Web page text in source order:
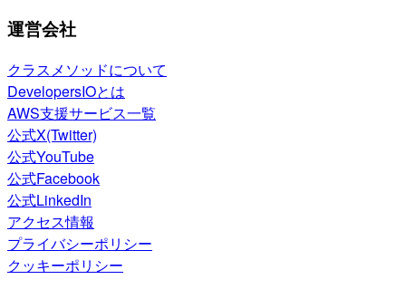
運営会社
クラスメソッドについて
DevelopersIOとは
AWS支援サービス一覧
公式X(Twitter)
公式YouTube
公式Facebook
公式LinkedIn
アクセス情報
プライバシーポリシー
クッキーポリシー